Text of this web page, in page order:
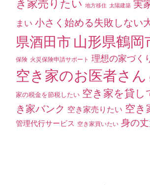
き家売りたい 地方移住 太陽建築 実
まい 小さく始める失敗しない
県酒田市 山形県鶴岡
保険 火災保険申請サポート 理想の家づく
空き家のお医者さん
家の税金を節税したい 空き家を貸し
き家バンク 空き家売りたい 空き
管理代行サービス 空き家買いたい 身の